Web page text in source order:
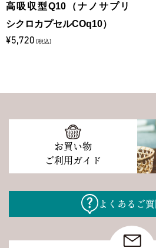
高吸収型Q10（ナノサプリ
シクロカプセルCOq10）
¥5,720 (税込)
お買い物
ご利用ガイド
よくあるご